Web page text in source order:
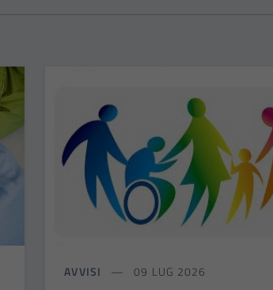
AVVISI 09 LUG 2026